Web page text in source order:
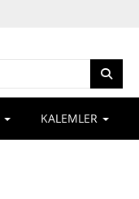
KALEMLER